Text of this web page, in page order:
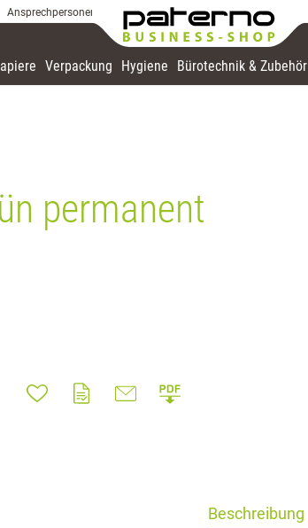
Ansprechpersonen
Verpackung Hygiene Bürotechnik & Zubehör
permanent
Beschreibung